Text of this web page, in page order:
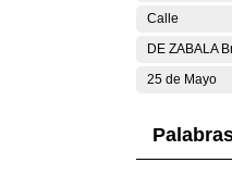
Calle
DE ZABALA
25 de Mayo